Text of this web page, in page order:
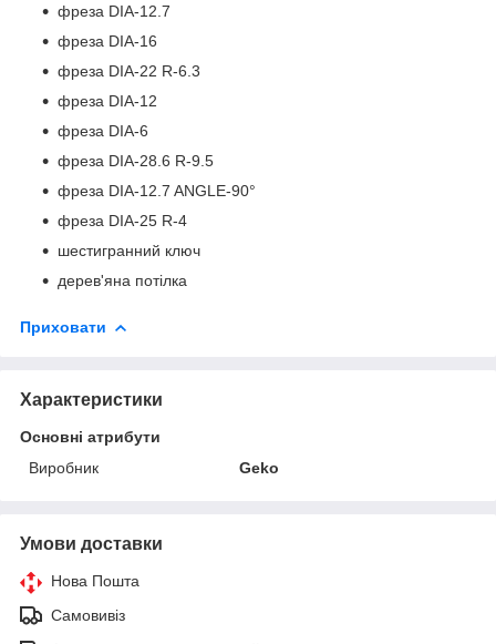
фреза DIA-12.7
фреза DIA-16
фреза DIA-22 R-6.3
фреза DIA-12
фреза DIA-6
фреза DIA-28.6 R-9.5
фреза DIA-12.7 ANGLE-90°
фреза DIA-25 R-4
шестигранний ключ
дерев'яна потілка
Приховати
Характеристики
Основні атрибути
Виробник
Geko
Умови доставки
Нова Пошта
Самовивіз